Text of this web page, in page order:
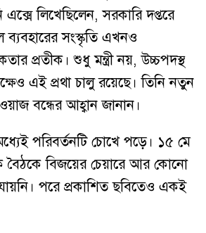
লিখেছিলেন, সরকারি দপ্তরে
ব্যবহারের সংস্কৃতি এখনও
প্রতীক। শুধু মন্ত্রী নয়, উচ্চপদস্থ
এই প্রথা চালু রয়েছে। তিনি নতুন
বন্ধের আহ্বান জানান।
পরিবর্তনটি চোখে পড়ে। ১৫ মে
বৈঠকে বিজয়ের চেয়ারে আর কোনো
পরে প্রকাশিত ছবিতেও একই